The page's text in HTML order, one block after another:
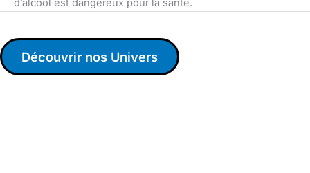
d’alcool est dangereux pour la santé.
Découvrir nos Univers